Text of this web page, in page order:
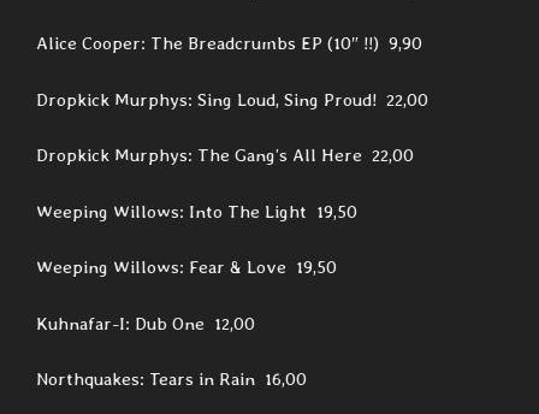
Alice Cooper: The Breadcrumbs EP (10″ !!) 9,90
Dropkick Murphys: Sing Loud, Sing Proud! 22,00
Dropkick Murphys: The Gang’s All Here 22,00
Weeping Willows: Into The Light 19,50
Weeping Willows: Fear & Love 19,50
Kuhnafar-I: Dub One 12,00
Northquakes: Tears in Rain 16,00